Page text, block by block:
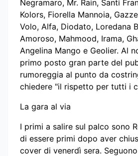
Negramaro, Mr. Rain, Santi
Kolors, Fiorella Mannoia,
Volo, Alfa, Diodato, Loredana
Amoroso, Mahmood, Irama,
Angelina Mango e Geolier. Al
primo posto gran parte del
rumoreggia al punto da
chiedere "il rispetto per tutti i
La gara al via
I primi a salire sul palco sono
di essere primi dopo aver
cover di venerdì sera.